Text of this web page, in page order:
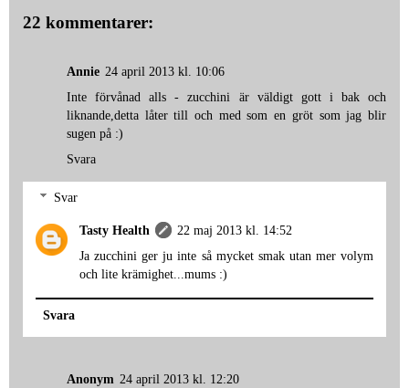
22 kommentarer:
Annie 24 april 2013 kl. 10:06
Inte förvånad alls - zucchini är väldigt gott i bak och
liknande,detta låter till och med som en gröt som jag blir
sugen på :)
Svara
Svar
Tasty Health
22 maj 2013 kl. 14:52
Ja zucchini ger ju inte så mycket smak utan mer volym
och lite krämighet...mums :)
Svara
Anonym 24 april 2013 kl. 12:20